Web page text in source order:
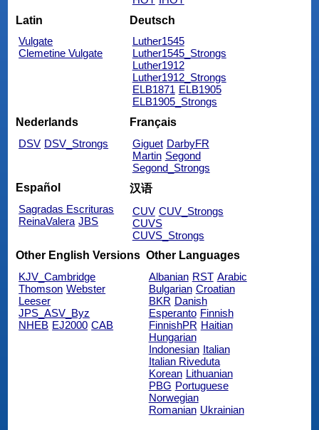
Latin
Vulgate
Clemetine Vulgate
Deutsch
Luther1545
Luther1545_Strongs
Luther1912
Luther1912_Strongs
ELB1871 ELB1905
ELB1905_Strongs
Nederlands
DSV DSV_Strongs
Français
Giguet DarbyFR
Martin Segond
Segond_Strongs
Español
Sagradas Escrituras
ReinaValera JBS
汉语
CUV CUV_Strongs
CUVS
CUVS_Strongs
Other English Versions
KJV_Cambridge
Thomson Webster
Leeser
JPS_ASV_Byz
NHEB EJ2000 CAB
Other Languages
Albanian RST Arabic
Bulgarian Croatian
BKR Danish
Esperanto Finnish
FinnishPR Haitian
Hungarian
Indonesian Italian
Italian Riveduta
Korean Lithuanian
PBG Portuguese
Norwegian
Romanian Ukrainian